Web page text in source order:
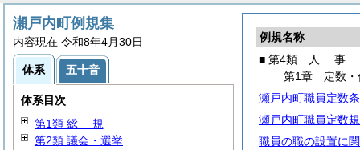
例規名称
■ 第4類
人 事
第1章 定数・
瀬戸内町職員定数
瀬戸内町職員定数
職員の職の設置に
瀬戸内町例規集
内容現在 令和8年4月30日
体系 五十音
体系目次
第1類 総 規
第2類 議会・選挙